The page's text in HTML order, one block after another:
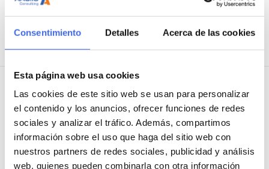
Consentimiento Detalles Acerca de las cookies
Esta página web usa cookies
Las cookies de este sitio web se usan para personalizar
el contenido y los anuncios, ofrecer funciones de redes
sociales y analizar el tráfico. Además, compartimos
información sobre el uso que haga del sitio web con
nuestros partners de redes sociales, publicidad y análisis
web, quienes pueden combinarla con otra información
Relacionado